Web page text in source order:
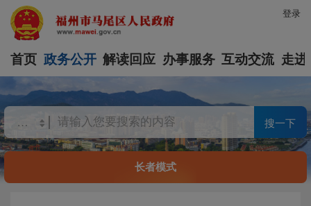
登录
首页 政务公开 解读回应 办事服务 互动交流 走进
搜一下
长者模式